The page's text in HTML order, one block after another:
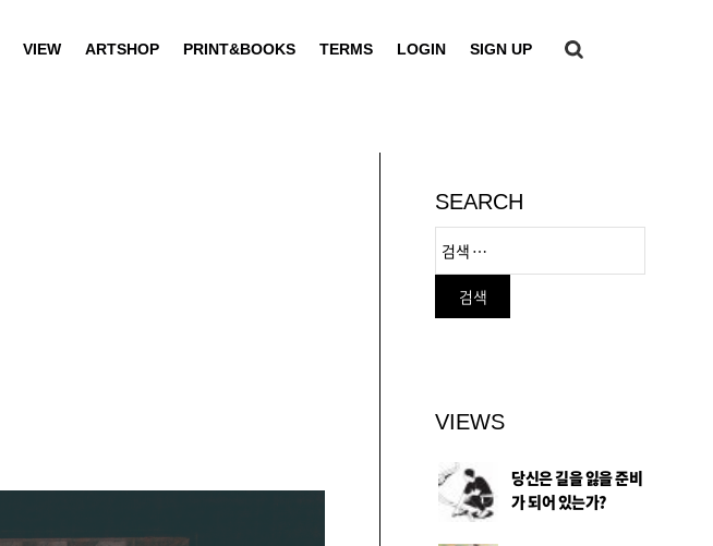
VIEW ARTSHOP PRINT&BOOKS TERMS LOGIN SIGN UP
SEARCH
VIEWS
당신은 길을 잃을 준비
가 되어 있는가?